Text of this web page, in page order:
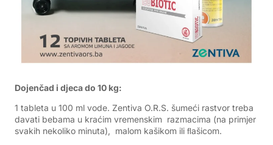
Dojenčad i djeca do 10 kg:
1 tableta u 100 ml vode. Zentiva O.R.S. šumeći rastvor treba
davati bebama u kraćim vremenskim razmacima (na primjer
svakih nekoliko minuta), malom kašikom ili ﬂašicom.